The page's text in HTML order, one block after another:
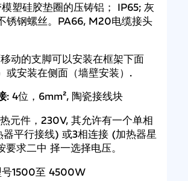
塑硅胶垫圈的压铸铝； IP65; 灰
锈钢螺丝。PA66, M20电缆接头
动的支脚可以安装在框架下面
或安装在侧面（墙壁安装）.
: 4位，6mm², 陶瓷接线块
元件，230V, 其允许有一个单相
器平行接线) 或3相连接 (加热器星
要求二中 择一选择电压。
号1500至 4500W